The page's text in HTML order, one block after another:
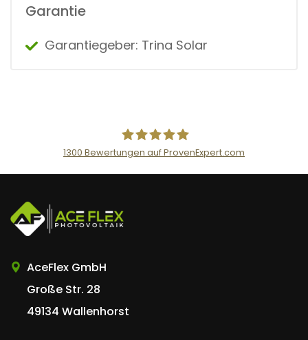
Garantie
Garantiegeber: Trina Solar
AceFlex GmbH
1300 Bewertungen auf ProvenExpert.com
AceFlex GmbH
Große Str. 28
49134 Wallenhorst